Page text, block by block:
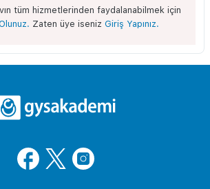
tüm hizmetlerinden faydalanabilmek için
Zaten üye iseniz Giriş Yapınız.